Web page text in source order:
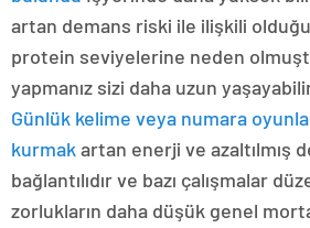
artan demans riski ile ilişkili
protein seviyelerine neden
yapmanız sizi daha uzun
Günlük kelime veya numara
kurmakartan enerji ve azaltılmış
bağlantılıdır ve bazı çalışmalar
zorlukların daha düşük genel